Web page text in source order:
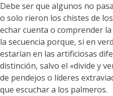
Debe ser que algunos no
o solo rieron los chistes de
echar cuenta o comprender
la secuencia porque, si en
estarían en las artificiosas
distinción, salvo el «divide y
de pendejos o líderes
que escuchar a los palmeros.